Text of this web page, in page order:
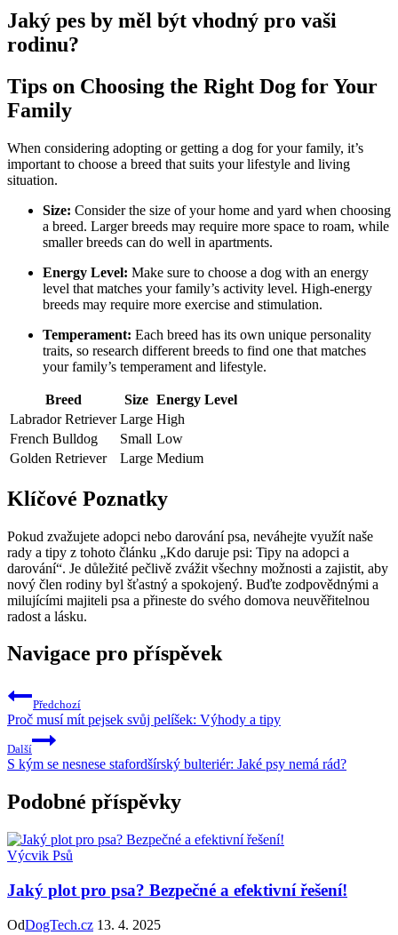
Jaký pes by měl být vhodný pro vaši
rodinu?
Tips on Choosing the Right Dog for Your
Family
When considering adopting or getting a dog for your family, it’s
important to choose a breed that suits your lifestyle and living
situation.
Size: Consider the size of your home and yard when choosing
a breed. Larger breeds may require more space to roam, while
smaller breeds can do well in apartments.
Energy Level: Make sure to choose a dog with an energy
level that matches your family’s activity level. High-energy
breeds may require more exercise and stimulation.
Temperament: Each breed has its own unique personality
traits, so research different breeds to find one that matches
your family’s temperament and lifestyle.
Breed Size Energy Level
Labrador Retriever Large High
French Bulldog
Small Low
Golden Retriever
Large Medium
Klíčové Poznatky
Pokud zvažujete adopci nebo darování psa, neváhejte využít naše
rady a tipy z tohoto článku „Kdo daruje psi: Tipy na adopci a
darování“. Je důležité pečlivě zvážit všechny možnosti a zajistit, aby
nový člen rodiny byl šťastný a spokojený. Buďte zodpovědnými a
milujícími majiteli psa a přineste do svého domova neuvěřitelnou
radost a lásku.
Navigace pro příspěvek
Předchozí
Proč musí mít pejsek svůj pelíšek: Výhody a tipy
Další
S kým se nesnese stafordšírský bulteriér: Jaké psy nemá rád?
Podobné příspěvky
Výcvik Psů
Jaký plot pro psa? Bezpečné a efektivní řešení!
OdDogTech.cz 13. 4. 2025